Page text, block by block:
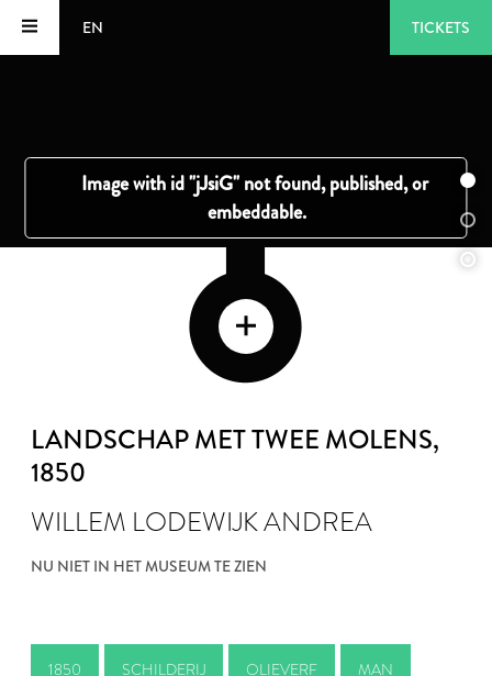
EN TICKETS
LANDSCHAP MET TWEE MOLENS,
1850
WILLEM LODEWIJK ANDREA
NU NIET IN HET MUSEUM TE ZIEN
1850 SCHILDERIJ OLIEVERF MAN